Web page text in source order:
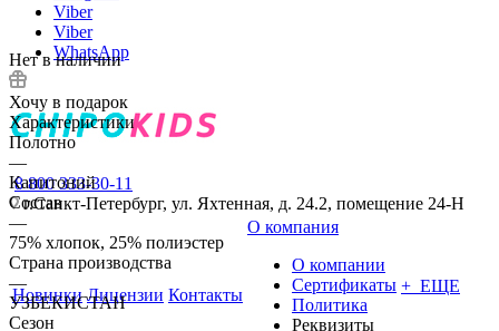
Viber
Viber
WhatsApp
8 800 333-30-11
г.Санкт-Петербург, ул. Яхтенная, д. 24.2, помещение 24-Н
Новинки Лицензии Контакты
О компания
О компании
Сертификаты
Политика
Реквизиты
+ ЕЩЕ
Нет в наличии
Хочу в подарок
Характеристики
Полотно
—
Капитоний
Состав
—
75% хлопок, 25% полиэстер
Страна производства
—
УЗБЕКИСТАН
Сезон